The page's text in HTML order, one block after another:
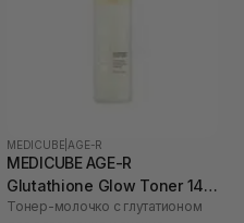
MEDICUBE AGE-R
MEDICUBE AGE-R
Glutathione Glow Toner 140
мл
Тонер-молочко с глутатионом